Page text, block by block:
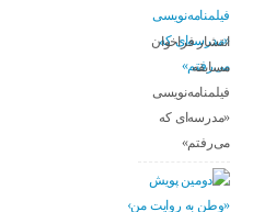
انتشار فراخوان
مسابقه
فیلمنامه‌نویسی
«مدرسه‌ای که
می‌رفتم»